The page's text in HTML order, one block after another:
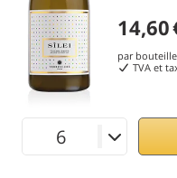
14,60
par
TVA et